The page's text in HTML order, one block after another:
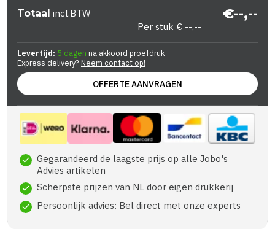
Totaal incl.BTW €--,--
Per stuk € --,--
Levertijd: 5 dagen na akkoord proefdruk
Express delivery? Neem contact op!
OFFERTE AANVRAGEN
check Gegarandeerd de laagste prijs op alle Jobo's
Advies artikelen
check Scherpste prijzen van NL door eigen drukkerij
check Persoonlijk advies: Bel direct met onze experts